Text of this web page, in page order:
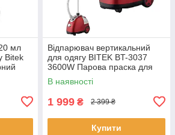
мл
Bitek
​​Відпарювач вертикальний
для одягу BITEK BT-3037
3600W Парова праска для
всіх видів тканини
В наявності
1 999 ₴ 2 399 ₴
Купити